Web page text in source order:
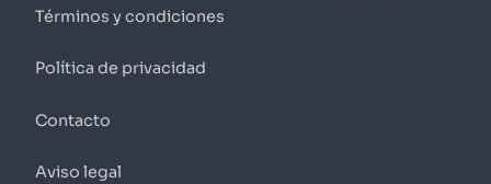
Términos y condiciones
Política de privacidad
Contacto
Aviso legal